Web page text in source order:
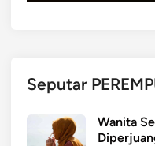
Seputar
Wanita